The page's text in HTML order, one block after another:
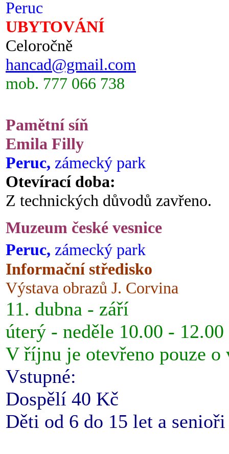
Peruc
UBYTOVÁNÍ
Celoročně
hancad@gmail.com
mob. 777 066 738
Pamětní síň
Emila Filly
Peruc, zámecký park
Otevírací doba:
Z technických důvodů zavřeno.
Muzeum české vesnice
Peruc, zámecký park
Informační středisko
Výstava obrazů J. Corvina
11. dubna - září
úterý - neděle 10.00 -
V říjnu je otevřeno pouze o
Vstupné:
Dospělí 40 Kč
Děti od 6 do 15 let a